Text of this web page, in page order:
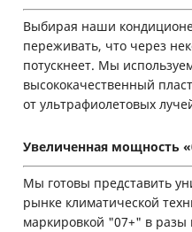
Выбирая наши
переживать, что через
потускнеет. Мы
высококачественный
от ультрафиолетовых
Увеличенная мощность
Мы готовы представить
рынке климатической
маркировкой "07+" в разы